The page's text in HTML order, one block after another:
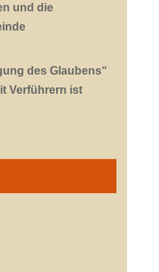
und die
des Glaubens“
Verführern ist